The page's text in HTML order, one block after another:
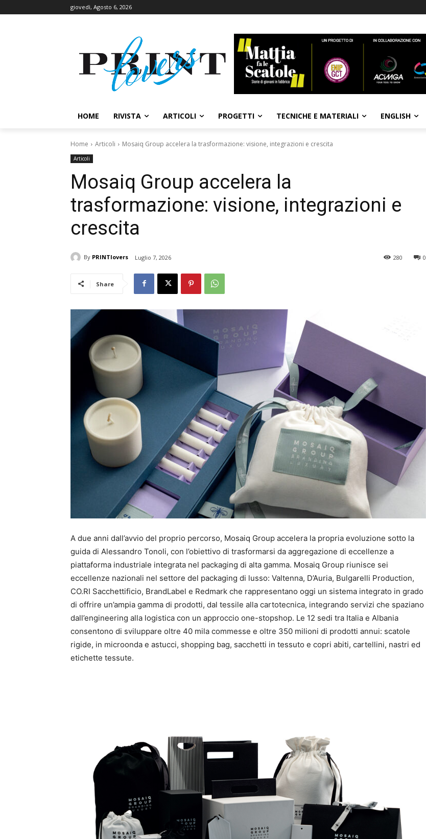
giovedì, Agosto 6, 2026
HOME RIVISTA ARTICOLI PROGETTI TECNICHE E MATERIALI ENGLISH
Home Articoli Mosaiq Group accelera la trasformazione: visione, integrazioni e crescita
Articoli
Mosaiq Group accelera la
trasformazione: visione, integrazioni e
crescita
By PRINTlovers Luglio 7, 2026 0
280
Share
A due anni dall’avvio del proprio percorso, Mosaiq Group accelera la propria evoluzione sotto la
guida di Alessandro Tonoli, con l’obiettivo di trasformarsi da aggregazione di eccellenze a
piattaforma industriale integrata nel packaging di alta gamma. Mosaiq Group riunisce sei
eccellenze nazionali nel settore del packaging di lusso: Valtenna, D’Auria, Bulgarelli Production,
CO.RI Sacchettificio, BrandLabel e Redmark che rappresentano oggi un sistema integrato in grado
di offrire un’ampia gamma di prodotti, dal tessile alla cartotecnica, integrando servizi che spaziano
dall’engineering alla logistica con un approccio one-stopshop. Le 12 sedi tra Italia e Albania
consentono di sviluppare oltre 40 mila commesse e oltre 350 milioni di prodotti annui: scatole
rigide, in microonda e astucci, shopping bag, sacchetti in tessuto e copri abiti, cartellini, nastri ed
etichette tessute.